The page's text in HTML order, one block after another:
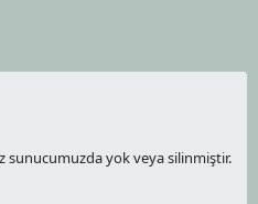
sunucumuzda yok veya silinmiştir.